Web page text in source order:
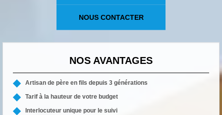
NOUS CONTACTER
NOS AVANTAGES
Artisan de père en fils depuis 3 générations
Tarif à la hauteur de votre budget
Interlocuteur unique pour le suivi